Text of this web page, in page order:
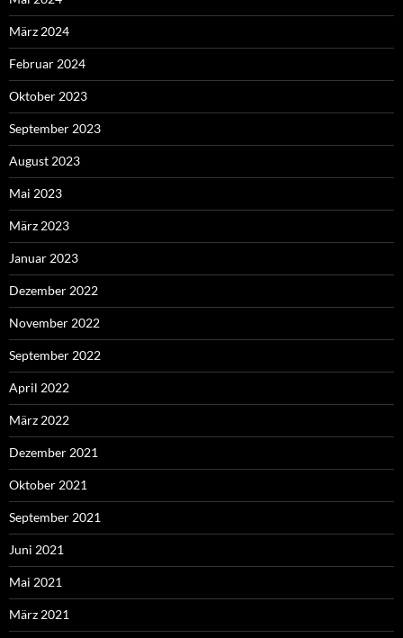
März 2024
Februar 2024
Oktober 2023
September 2023
August 2023
Mai 2023
März 2023
Januar 2023
Dezember 2022
November 2022
September 2022
April 2022
März 2022
Dezember 2021
Oktober 2021
September 2021
Juni 2021
Mai 2021
März 2021